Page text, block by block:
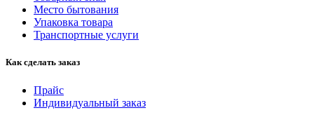
Место бытования
Упаковка товара
Транспортные услуги
Как сделать заказ
Прайс
Индивидуальный заказ